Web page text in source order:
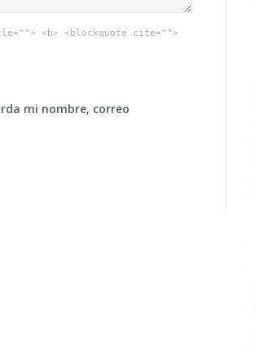
<b> <blockquote cite="">
mi nombre, correo